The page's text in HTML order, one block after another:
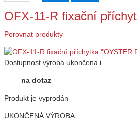
OFX-11-R fixační
Porovnat produkty
Dostupnost výroba ukončena i
na dotaz
Produkt je vyprodán
UKONČENÁ VÝROBA